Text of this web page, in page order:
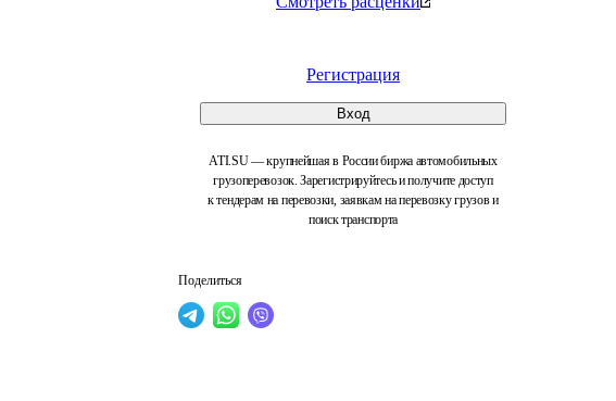
Регистрация
Вход
ATI.SU — крупнейшая в России биржа автомобильных
грузоперевозок. Зарегистрируйтесь и получите доступ
к тендерам на перевозки, заявкам на перевозку грузов и
поиск транспорта
Поделиться